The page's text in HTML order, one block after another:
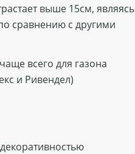
выше 15см, являясь
сравнению с другими
всего для газона
и Ривендел)